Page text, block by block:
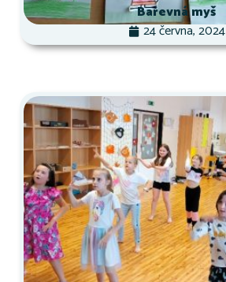
Barevná myš
24 června, 2024